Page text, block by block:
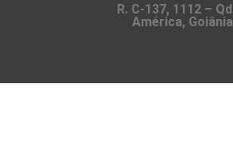
R. C-137, 1112 –
América,